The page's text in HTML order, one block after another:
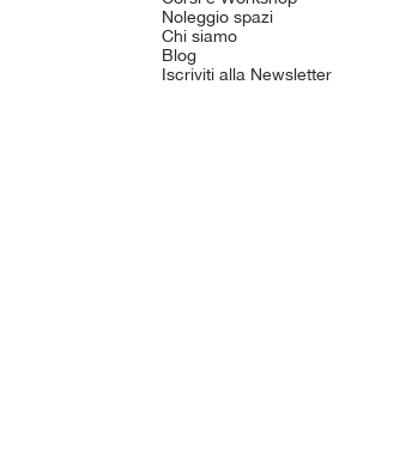
Noleggio spazi
Chi siamo
Blog
Iscriviti alla Newsletter